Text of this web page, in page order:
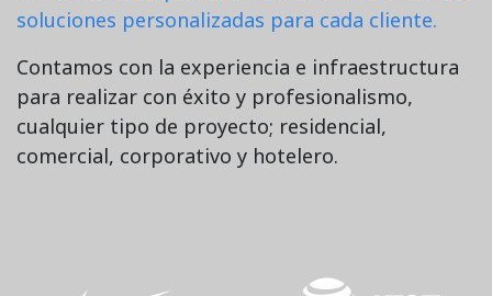
soluciones personalizadas para cada cliente.
Contamos con la experiencia e infraestructura
para realizar con éxito y profesionalismo,
cualquier tipo de proyecto; residencial,
comercial, corporativo y hotelero.